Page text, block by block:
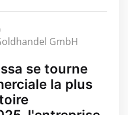
GmbH
se tourne
la plus